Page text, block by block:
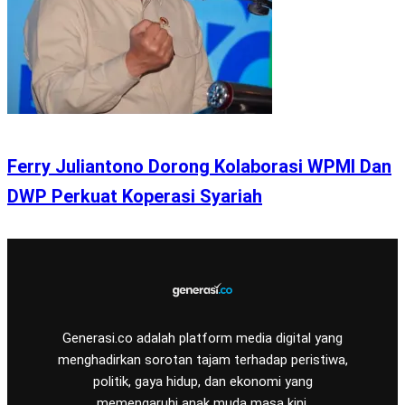
Ferry Juliantono Dorong Kolaborasi WPMI Dan
DWP Perkuat Koperasi Syariah
Generasi.co adalah platform media digital yang
menghadirkan sorotan tajam terhadap peristiwa,
politik, gaya hidup, dan ekonomi yang